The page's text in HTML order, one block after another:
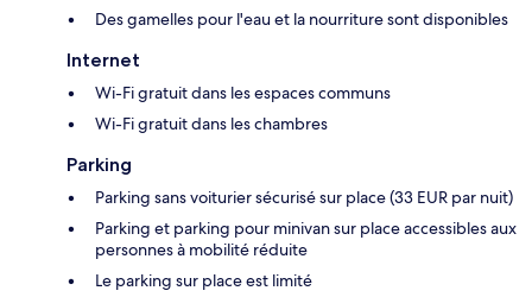
Des gamelles pour l'eau et la nourriture sont disponibles
Internet
Wi-Fi gratuit dans les espaces communs
Wi-Fi gratuit dans les chambres
Parking
Parking sans voiturier sécurisé sur place (33 EUR par nuit)
Parking et parking pour minivan sur place accessibles aux
personnes à mobilité réduite
Le parking sur place est limité